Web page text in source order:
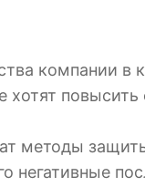
компании в
методы
негативные